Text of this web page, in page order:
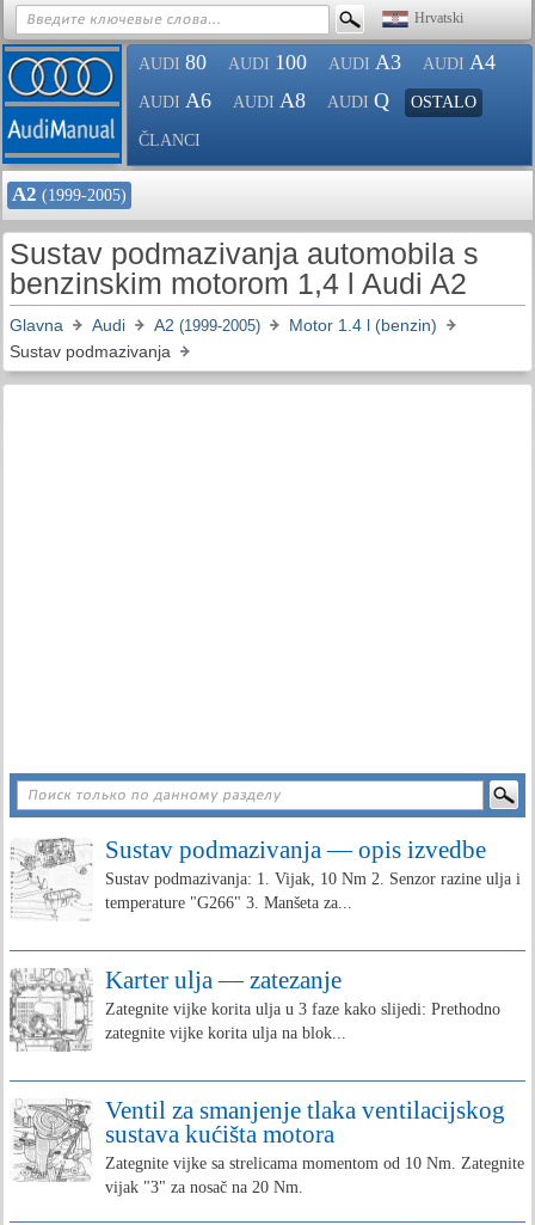
Hrvatski
AUDI 80 AUDI 100 AUDI A3 AUDI A4
AUDI A6 AUDI A8 AUDI Q OSTALO
ČLANCI
A2 (1999-2005)
Sustav podmazivanja automobila s
benzinskim motorom 1,4 l Audi A2
Glavna Audi A2 (1999-2005)
Motor 1.4 l (benzin)
Sustav podmazivanja
Sustav podmazivanja — opis izvedbe
Sustav podmazivanja: 1. Vijak, 10 Nm 2. Senzor razine ulja i
temperature "G266" 3. Manšeta za...
Karter ulja — zatezanje
Zategnite vijke korita ulja u 3 faze kako slijedi: Prethodno
zategnite vijke korita ulja na blok...
Ventil za smanjenje tlaka ventilacijskog
sustava kućišta motora
Zategnite vijke sa strelicama momentom od 10 Nm. Zategnite
vijak "3" za nosač na 20 Nm.